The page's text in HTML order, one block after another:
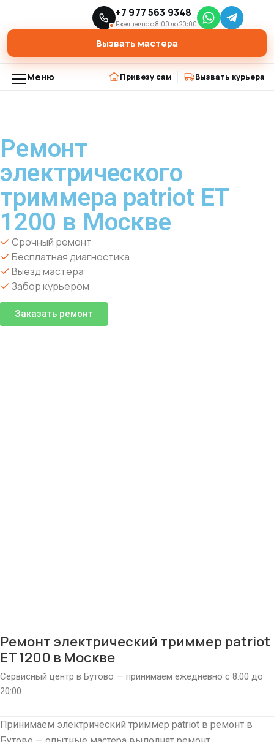
Модели триммеров ›
Ремонт электрического триммера patriot ET 1200 в Москве
+7 977 563 9348
Ежедневно с 8:00 до 20:00
Вызвать мастера
Меню Привезу сам Вызвать курьера
Ремонт
электрического
триммера patriot ET
1200 в Москве
Срочный ремонт
Бесплатная диагностика
Выезд мастера
Забор курьером
Заказать ремонт
Ремонт электрический триммер patriot
ET 1200 в Москве
Сервисный центр в Бутово — принимаем ежедневно с 8:00 до
20:00
Принимаем электрический триммер patriot в ремонт в